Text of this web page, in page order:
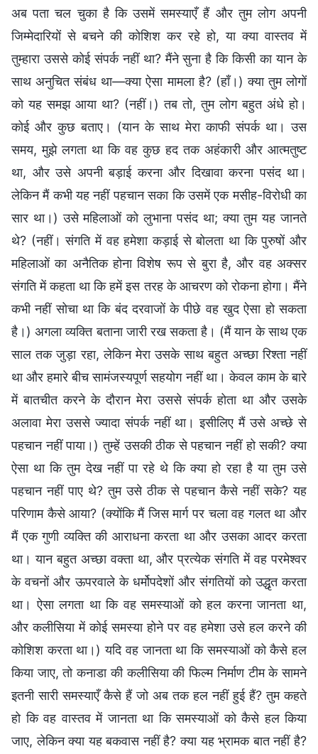
अब पता चल चुका है कि उसमें समस्याएँ हैं और तुम लोग अपनी
जिम्मेदारियों से बचने की कोशिश कर रहे हो, या क्या वास्तव में
तुम्हारा उससे कोई संपर्क नहीं था? मैंने सुना है कि किसी का यान के
साथ अनुचित संबंध था—क्या ऐसा मामला है? (हाँ।) क्या तुम लोगों
को यह समझ आया था? (नहीं।) तब तो, तुम लोग बहुत अंधे हो।
कोई और कुछ बताए। (यान के साथ मेरा काफी संपर्क था। उस
समय, मुझे लगता था कि वह कुछ हद तक अहंकारी और आत्मतुष्ट
था, और उसे अपनी बड़ाई करना और दिखावा करना पसंद था।
लेकिन मैं कभी यह नहीं पहचान सका कि उसमें एक मसीह-विरोधी का
सार था।) उसे महिलाओं को लुभाना पसंद था; क्या तुम यह जानते
थे? (नहीं। संगति में वह हमेशा कड़ाई से बोलता था कि पुरुषों और
महिलाओं का अनैतिक होना विशेष रूप से बुरा है, और वह अक्सर
संगति में कहता था कि हमें इस तरह के आचरण को रोकना होगा। मैंने
कभी नहीं सोचा था कि बंद दरवाजों के पीछे वह खुद ऐसा हो सकता
है।) अगला व्यक्ति बताना जारी रख सकता है। (मैं यान के साथ एक
साल तक जुड़ा रहा, लेकिन मेरा उसके साथ बहुत अच्छा रिश्ता नहीं
था और हमारे बीच सामंजस्यपूर्ण सहयोग नहीं था। केवल काम के बारे
में बातचीत करने के दौरान मेरा उससे संपर्क होता था और उसके
अलावा मेरा उससे ज्यादा संपर्क नहीं था। इसीलिए मैं उसे अच्छे से
पहचान नहीं पाया।) तुम्हें उसकी ठीक से पहचान नहीं हो सकी? क्या
ऐसा था कि तुम देख नहीं पा रहे थे कि क्या हो रहा है या तुम उसे
पहचान नहीं पाए थे? तुम उसे ठीक से पहचान कैसे नहीं सके? यह
परिणाम कैसे आया? (क्योंकि मैं जिस मार्ग पर चला वह गलत था और
मैं एक गुणी व्यक्ति की आराधना करता था और उसका आदर करता
था। यान बहुत अच्छा वक्ता था, और प्रत्येक संगति में वह परमेश्वर
के वचनों और ऊपरवाले के धर्मोपदेशों और संगतियों को उद्धृत करता
था। ऐसा लगता था कि वह समस्याओं को हल करना जानता था,
और कलीसिया में कोई समस्या होने पर वह हमेशा उसे हल करने की
कोशिश करता था।) यदि वह जानता था कि समस्याओं को कैसे हल
किया जाए, तो कनाडा की कलीसिया की फिल्म निर्माण टीम के सामने
इतनी सारी समस्याएँ कैसे हैं जो अब तक हल नहीं हुई हैं? तुम कहते
हो कि वह वास्तव में जानता था कि समस्याओं को कैसे हल किया
जाए, लेकिन क्या यह बकवास नहीं है? क्या यह भ्रामक बात नहीं है?